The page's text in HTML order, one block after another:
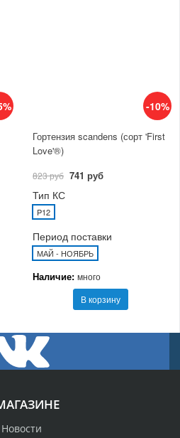
-10%
Гортензия scandens (сорт 'First
Love'®)
823 руб 741 руб
Тип КС
P12
Период поставки
МАЙ - НОЯБРЬ
Наличие: много
В корзину
Новости